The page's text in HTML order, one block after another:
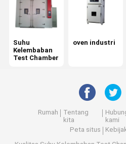
Ruang uji garam semprot
alat uji kertas
kekerasan pengujian mesin
Perekat Testing Equipment
Alat Ukur Optik
Suhu
Kelembaban
Test Chamber
oven industri
Rumah
Tentang
kita
kami
Peta situs